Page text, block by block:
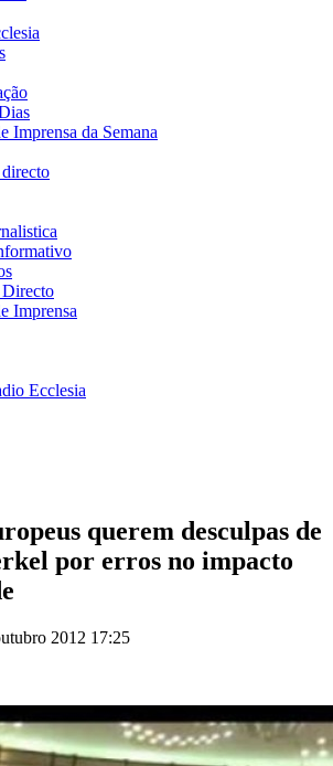
Imprensa da Semana
Imprensa
Ecclesia
querem desculpas de
por erros no impacto
2012 17:25